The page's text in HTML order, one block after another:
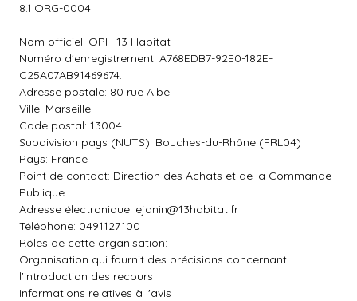
8.1.ORG-0004.
Nom officiel: OPH 13 Habitat
Numéro d'enregistrement: A768EDB7-92E0-182E-
C25A07AB91469674.
Adresse postale: 80 rue Albe
Ville: Marseille
Code postal: 13004.
Subdivision pays (NUTS): Bouches-du-Rhône (FRL04)
Pays: France
Point de contact: Direction des Achats et de la Commande
Publique
Adresse électronique: ejanin@13habitat.fr
Téléphone: 0491127100
Rôles de cette organisation:
Organisation qui fournit des précisions concernant
l'introduction des recours
Informations relatives à l'avis